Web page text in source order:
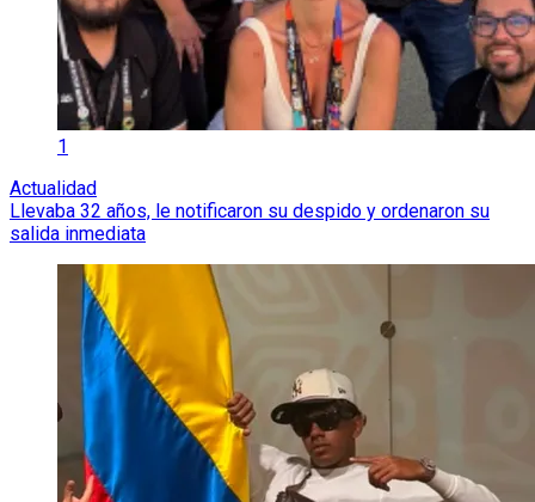
1
Actualidad
Llevaba 32 años, le notificaron su despido y ordenaron su
salida inmediata